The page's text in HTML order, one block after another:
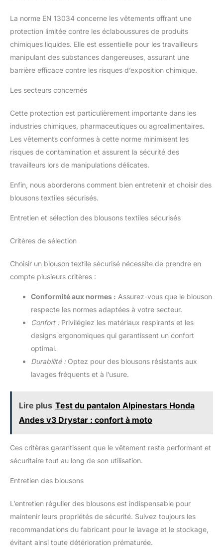
La norme EN 13034 concerne les vêtements offrant une
protection limitée contre les éclaboussures de produits
chimiques liquides. Elle est essentielle pour les travailleurs
manipulant des substances dangereuses, assurant une
barrière efficace contre les risques d’exposition chimique.
Les secteurs concernés
Cette protection est particulièrement importante dans les
industries chimiques, pharmaceutiques ou agroalimentaires.
Les vêtements conformes à cette norme minimisent les
risques de contamination et assurent la sécurité des
travailleurs lors de manipulations délicates.
Enfin, nous aborderons comment bien entretenir et choisir des
blousons textiles sécurisés.
Entretien et sélection des blousons textiles sécurisés
Critères de sélection
Choisir un blouson textile sécurisé nécessite de prendre en
compte plusieurs critères :
Conformité aux normes : Assurez-vous que le blouson
respecte les normes adaptées à votre secteur.
Confort :Privilégiez les matériaux respirants et les
designs ergonomiques qui garantissent un confort
optimal.
Durabilité :Optez pour des blousons résistants aux
lavages fréquents et à l’usure.
Lire plus Test du pantalon Alpinestars Honda
Andes v3 Drystar : confort à moto
Ces critères garantissent que le vêtement reste performant et
sécuritaire tout au long de son utilisation.
Entretien des blousons
L’entretien régulier des blousons est indispensable pour
maintenir leurs propriétés de sécurité. Suivez toujours les
recommandations du fabricant pour le lavage et le stockage,
évitant ainsi toute détérioration prématurée.